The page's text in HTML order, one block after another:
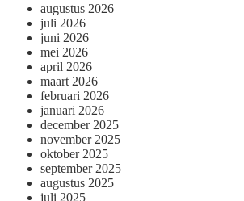
augustus 2026
juli 2026
juni 2026
mei 2026
april 2026
maart 2026
februari 2026
januari 2026
december 2025
november 2025
oktober 2025
september 2025
augustus 2025
juli 2025